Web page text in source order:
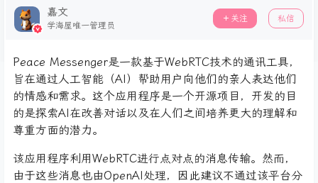
嘉文
学海屋唯一管理员
关注 私信
Peace Messenger是一款基于WebRTC技术的通讯工具，
旨在通过人工智能（AI）帮助用户向他们的亲人表达他们
的情感和需求。这个应用程序是一个开源项目，开发的目
的是探索AI在改善对话以及在人们之间培养更大的理解和
尊重方面的潜力。
该应用程序利用WebRTC进行点对点的消息传输。然而，
由于这些消息也由OpenAI处理，因此建议不通过该平台分